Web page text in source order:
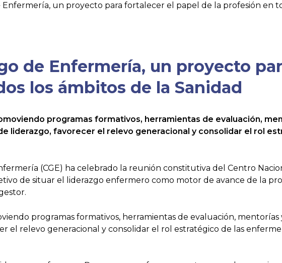
un proyecto para fortalecer el papel de la profesión en
de Enfermería, un proyecto
los ámbitos de la Sanidad
programas formativos, herramientas de evaluación,
liderazgo, favorecer el relevo generacional y consolidar el rol
(CGE) ha celebrado la reunión constitutiva del Centro
de situar el liderazgo enfermero como motor de avance de la
programas formativos, herramientas de evaluación,
el relevo generacional y consolidar el rol estratégico de las